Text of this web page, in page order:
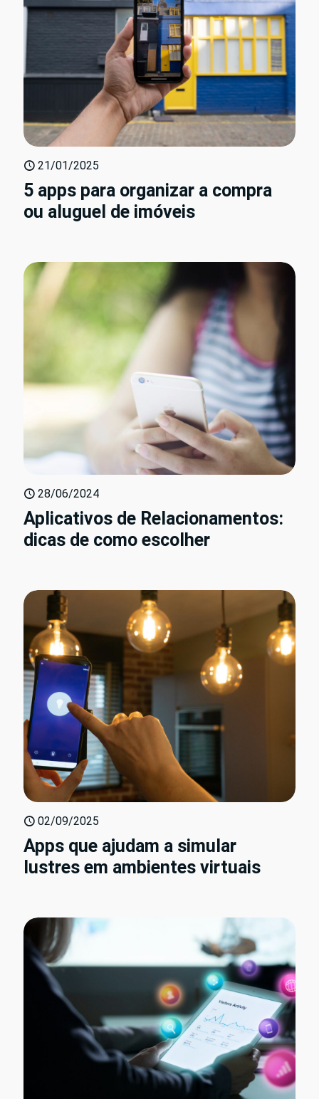
21/01/2025
5 apps para organizar a compra
ou aluguel de imóveis
28/06/2024
Aplicativos de Relacionamentos:
dicas de como escolher
02/09/2025
Apps que ajudam a simular
lustres em ambientes virtuais